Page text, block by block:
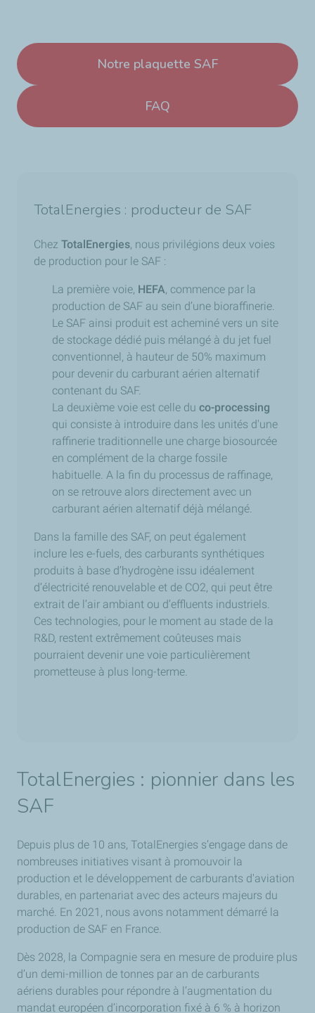
Notre plaquette SAF
FAQ
TotalEnergies : producteur de SAF
Chez TotalEnergies, nous privilégions deux voies
de production pour le SAF :
La première voie, HEFA, commence par la
production de SAF au sein d’une bioraffinerie.
Le SAF ainsi produit est acheminé vers un site
de stockage dédié puis mélangé à du jet fuel
conventionnel, à hauteur de 50% maximum
pour devenir du carburant aérien alternatif
contenant du SAF.
La deuxième voie est celle du co-processing
qui consiste à introduire dans les unités d'une
raffinerie traditionnelle une charge biosourcée
en complément de la charge fossile
habituelle. A la fin du processus de raffinage,
on se retrouve alors directement avec un
carburant aérien alternatif déjà mélangé.
Dans la famille des SAF, on peut également
inclure les e-fuels, des carburants synthétiques
produits à base d’hydrogène issu idéalement
d’électricité renouvelable et de CO2, qui peut être
extrait de l’air ambiant ou d’effluents industriels.
Ces technologies, pour le moment au stade de la
R&D, restent extrêmement coûteuses mais
pourraient devenir une voie particulièrement
prometteuse à plus long-terme.
TotalEnergies : pionnier dans les
SAF
Depuis plus de 10 ans, TotalEnergies s’engage dans de
nombreuses initiatives visant à promouvoir la
production et le développement de carburants d'aviation
durables, en partenariat avec des acteurs majeurs du
marché. En 2021, nous avons notamment démarré la
production de SAF en France.
Dès 2028, la Compagnie sera en mesure de produire plus
d’un demi-million de tonnes par an de carburants
aériens durables pour répondre à l’augmentation du
mandat européen d’incorporation fixé à 6 % à horizon